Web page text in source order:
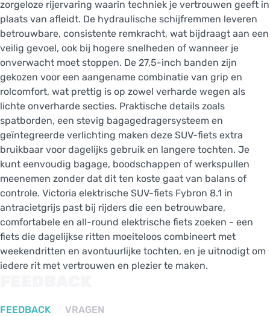
zorgeloze rijervaring waarin techniek je vertrouwen geeft in
plaats van afleidt. De hydraulische schijfremmen leveren
betrouwbare, consistente remkracht, wat bijdraagt aan een
veilig gevoel, ook bij hogere snelheden of wanneer je
onverwacht moet stoppen. De 27,5-inch banden zijn
gekozen voor een aangename combinatie van grip en
rolcomfort, wat prettig is op zowel verharde wegen als
lichte onverharde secties. Praktische details zoals
spatborden, een stevig bagagedragersysteem en
geïntegreerde verlichting maken deze SUV-fiets extra
bruikbaar voor dagelijks gebruik en langere tochten. Je
kunt eenvoudig bagage, boodschappen of werkspullen
meenemen zonder dat dit ten koste gaat van balans of
controle. Victoria elektrische SUV-fiets Fybron 8.1 in
antracietgrijs past bij rijders die een betrouwbare,
comfortabele en all-round elektrische fiets zoeken - een
fiets die dagelijkse ritten moeiteloos combineert met
weekendritten en avontuurlijke tochten, en je uitnodigt om
iedere rit met vertrouwen en plezier te maken.
FEEDBACK VRAGEN